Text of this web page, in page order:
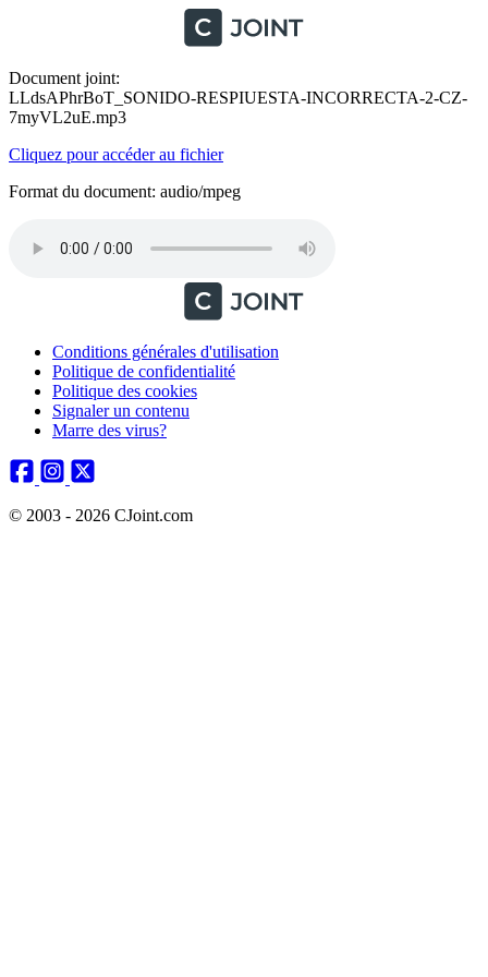
Document joint:
LLdsAPhrBoT_SONIDO-RESPIUESTA-INCORRECTA-2-CZ-
7myVL2uE.mp3
Cliquez pour accéder au fichier
Format du document: audio/mpeg
Conditions générales d'utilisation
Politique de confidentialité
Politique des cookies
Signaler un contenu
Marre des virus?
© 2003 - 2026 CJoint.com